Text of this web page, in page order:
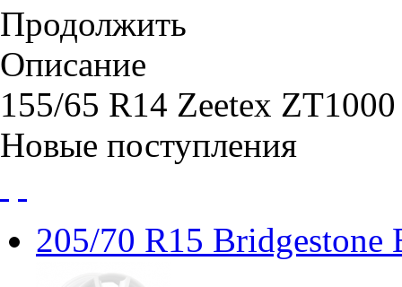
Продолжить
Описание
155/65 R14 Zeetex
Новые поступления
205/70 R15